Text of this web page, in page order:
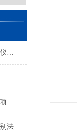
努力提升服务水平，促进仪器仪表行业持续发展
法